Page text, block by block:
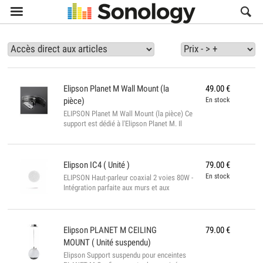

49.00€
En stock
Elipson Planet M Wall Mount (la
pièce)
ELIPSON Planet M Wall Mount (la pièce) Ce
support est dédié à l'Elipson Planet M. Il
rotation. Simple et élégant, cet anneau
pour suspendre vos Planet M, dans le cadre
d'une installation design. Vous pourrez
orienter l'enceinte de haut en bas et de
gauche à droite afin qu'elle s'adapte au
79.00€
En stock
Elipson IC4 ( Unité )
ELIPSON Haut-parleur coaxial 2 voies 80W -
Intégration parfaite aux murs et aux
une utilisation surround en home cinéma
in-ceiling (encastrable au plafond) Haut-
parleur coaxial 2 voies Médium-grave :
cône papier 100 mm, suspension
caoutchouc Tweeter : dôme soie 19 mm,
79.00€
Elipson PLANET M CEILING
MOUNT ( Unité suspendu)
Elipson Support suspendu pour enceintes